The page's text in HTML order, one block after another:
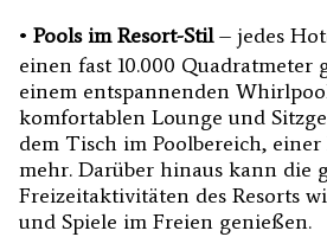
• Pools im Resort-Stil– jedes
einen fast 10.000 Quadratmeter
einem entspannenden
komfortablen Lounge und
dem Tisch im Poolbereich,
mehr. Darüber hinaus kann die
Freizeitaktivitäten des Resorts
und Spiele im Freien genießen.